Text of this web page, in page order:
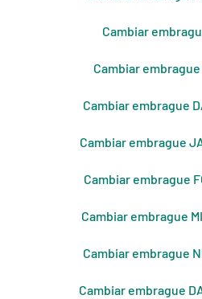
Cambiar
Cambiar embrague
Cambiar embrague
Cambiar embrague
Cambiar embrague
Cambiar embrague
Cambiar embrague
Cambiar embrague